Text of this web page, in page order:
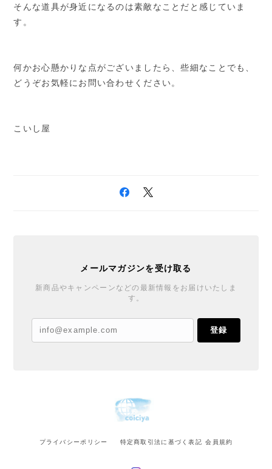
そんな道具が身近になるのは素敵なことだと感じていま
す。
何かお心懸かりな点がございましたら、些細なことでも、
どうぞお気軽にお問い合わせください。
こいし屋
メールマガジンを受け取る
新商品やキャンペーンなどの最新情報をお届けいたしま
す。
登録
プライバシーポリシー 特定商取引法に基づく表記 会員規約